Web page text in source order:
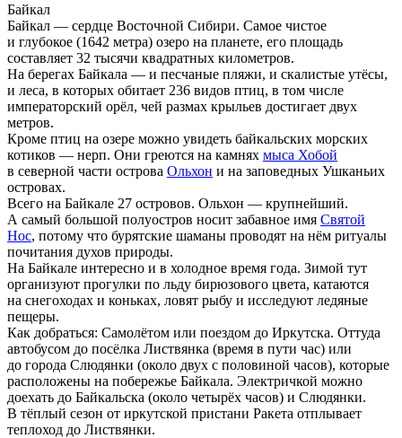
Байкал
Байкал — сердце Восточной Сибири. Самое чистое
и глубокое (1642 метра) озеро на планете, его площадь
составляет 32 тысячи квадратных километров.
На берегах Байкала — и песчаные пляжи, и скалистые утёсы,
и леса, в которых обитает 236 видов птиц, в том числе
императорский орёл, чей размах крыльев достигает двух
метров.
Кроме птиц на озере можно увидеть байкальских морских
котиков — нерп. Они греются на камнях мыса Хобой
в северной части острова Ольхон и на заповедных Ушканьих
островах.
Всего на Байкале 27 островов. Ольхон — крупнейший.
А самый большой полуостров носит забавное имя Святой
Нос, потому что бурятские шаманы проводят на нём ритуалы
почитания духов природы.
На Байкале интересно и в холодное время года. Зимой тут
организуют прогулки по льду бирюзового цвета, катаются
на снегоходах и коньках, ловят рыбу и исследуют ледяные
пещеры.
Как добраться: Самолётом или поездом до Иркутска. Оттуда
автобусом до посёлка Листвянка (время в пути час) или
до города Слюдянки (около двух с половиной часов), которые
расположены на побережье Байкала. Электричкой можно
доехать до Байкальска (около четырёх часов) и Слюдянки.
В тёплый сезон от иркутской пристани Ракета отплывает
теплоход до Листвянки.